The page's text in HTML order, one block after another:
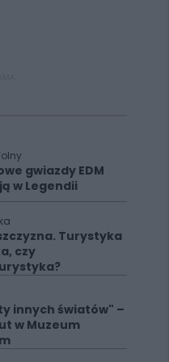
gwiazdy EDM
w Legendii
Turystyka
czy
innych światów" –
w Muzeum